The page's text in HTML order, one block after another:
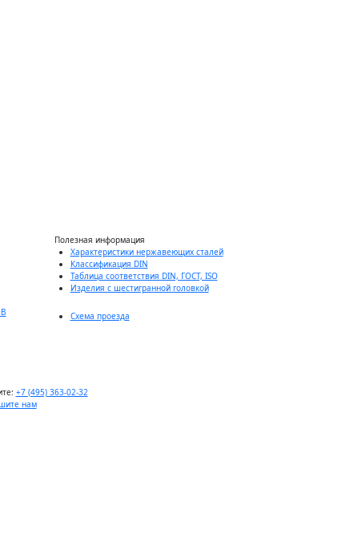
Полезная информация
Характеристики нержавеющих сталей
Классификация DIN
Таблица соответствия DIN, ГОСТ, ISO
Изделия с шестигранной головкой
Схема проезда
+7 (495) 363-02-32
нам